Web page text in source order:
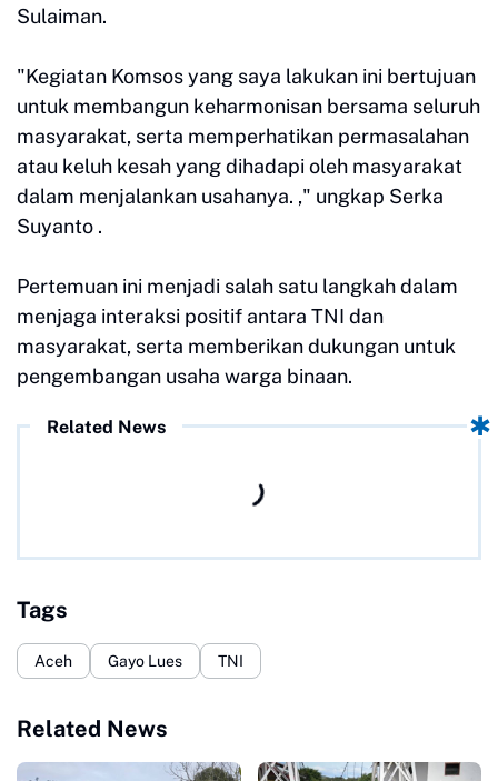
Sulaiman.
"Kegiatan Komsos yang saya lakukan ini bertujuan
untuk membangun keharmonisan bersama seluruh
masyarakat, serta memperhatikan permasalahan
atau keluh kesah yang dihadapi oleh masyarakat
dalam menjalankan usahanya. ," ungkap Serka
Suyanto .
Pertemuan ini menjadi salah satu langkah dalam
menjaga interaksi positif antara TNI dan
masyarakat, serta memberikan dukungan untuk
pengembangan usaha warga binaan.
Related News
Tags
Aceh Gayo Lues TNI
Related News